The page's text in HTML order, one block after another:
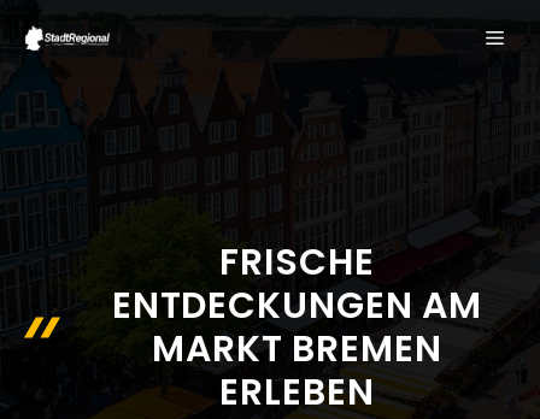
Inhalt
springen
FRISCHE
ENTDECKUNGEN AM
MARKT BREMEN
ERLEBEN